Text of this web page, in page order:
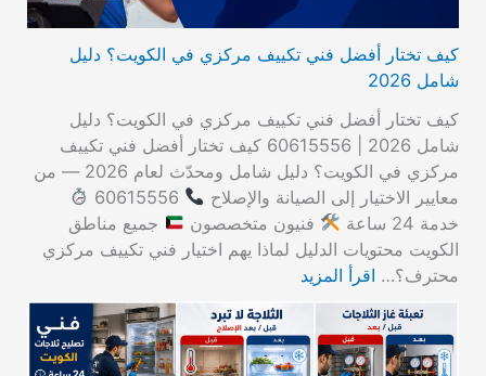
كيف تختار أفضل فني تكييف مركزي في الكويت؟ دليل
شامل 2026
كيف تختار أفضل فني تكييف مركزي في الكويت؟ دليل
شامل 2026 | 60615556 كيف تختار أفضل فني تكييف
مركزي في الكويت؟ دليل شامل ومحدّث لعام 2026 — من
معايير الاختيار إلى الصيانة والإصلاح
خدمة 24 ساعة
فنيون متخصصون
جميع مناطق
الكويت محتويات الدليل لماذا يهم اختيار فني تكييف مركزي
محترف؟… اقرأ المزيد